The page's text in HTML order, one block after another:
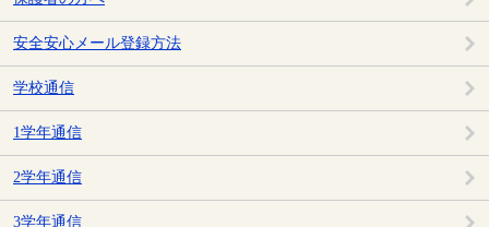
安全安心メール登録方法
学校通信
1学年通信
2学年通信
3学年通信